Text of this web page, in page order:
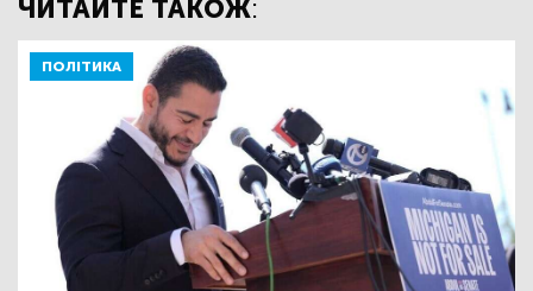
ЧИТАЙТЕ ТАКОЖ:
ПОЛІТИКА